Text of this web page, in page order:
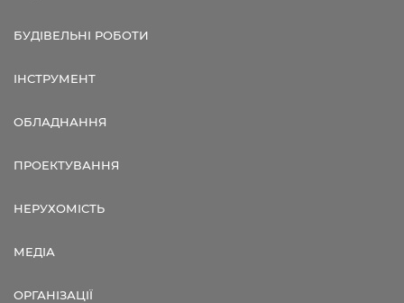
БУДІВЕЛЬНІ РОБОТИ
ІНСТРУМЕНТ
ОБЛАДНАННЯ
ПРОЕКТУВАННЯ
НЕРУХОМІСТЬ
МЕДІА
ОРГАНІЗАЦІЇ